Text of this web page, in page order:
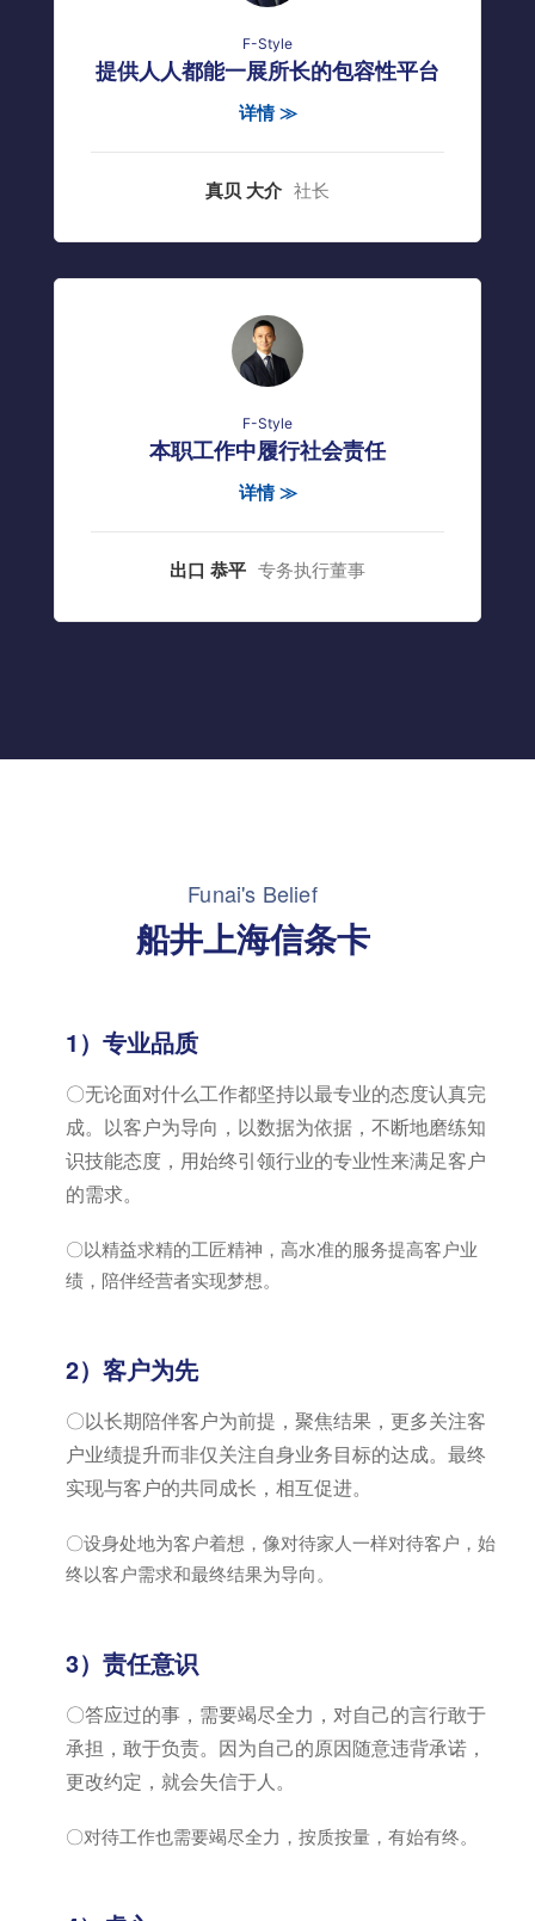
F-Style
提供人人都能一展所长的包容性平台
详情 ≫
真贝 大介 社长
F-Style
本职工作中履行社会责任
详情 ≫
出口 恭平 专务执行董事
Funai's Belief
船井上海信条卡
1）专业品质
〇无论面对什么工作都坚持以最专业的态度认真完
成。以客户为导向，以数据为依据，不断地磨练知
识技能态度，用始终引领行业的专业性来满足客户
的需求。
〇以精益求精的工匠精神，高水准的服务提高客户业
绩，陪伴经营者实现梦想。
2）客户为先
〇以长期陪伴客户为前提，聚焦结果，更多关注客
户业绩提升而非仅关注自身业务目标的达成。最终
实现与客户的共同成长，相互促进。
〇设身处地为客户着想，像对待家人一样对待客户，始
终以客户需求和最终结果为导向。
3）责任意识
〇答应过的事，需要竭尽全力，对自己的言行敢于
承担，敢于负责。因为自己的原因随意违背承诺，
更改约定，就会失信于人。
〇对待工作也需要竭尽全力，按质按量，有始有终。